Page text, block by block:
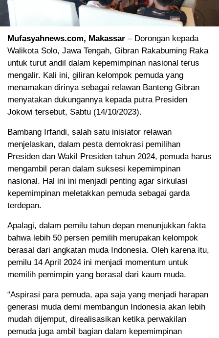
Mufasyahnews.com, Makassar – Dorongan kepada
Walikota Solo, Jawa Tengah, Gibran Rakabuming Raka
untuk turut andil dalam kepemimpinan nasional terus
mengalir. Kali ini, giliran kelompok pemuda yang
menamakan dirinya sebagai relawan Banteng Gibran
menyatakan dukungannya kepada putra Presiden
Jokowi tersebut, Sabtu (14/10/2023).
Bambang Irfandi, salah satu inisiator relawan
menjelaskan, dalam pesta demokrasi pemilihan
Presiden dan Wakil Presiden tahun 2024, pemuda harus
mengambil peran dalam suksesi kepemimpinan
nasional. Hal ini ini menjadi penting agar sirkulasi
kepemimpinan meletakkan pemuda sebagai garda
terdepan.
Apalagi, dalam pemilu tahun depan menunjukkan fakta
bahwa lebih 50 persen pemilih merupakan kelompok
berasal dari angkatan muda Indonesia. Oleh karena itu,
pemilu 14 April 2024 ini menjadi momentum untuk
memilih pemimpin yang berasal dari kaum muda.
“Aspirasi para pemuda, apa saja yang menjadi harapan
generasi muda demi membangun Indonesia akan lebih
mudah dijemput, direalisasikan ketika perwakilan
pemuda juga ambil bagian dalam kepemimpinan